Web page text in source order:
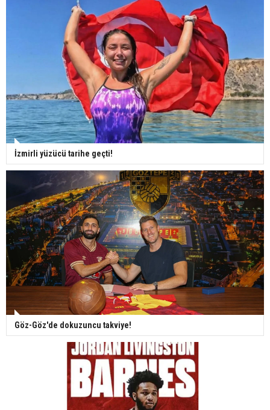
İzmirli yüzücü tarihe geçti!
Göz-Göz'de dokuzuncu takviye!